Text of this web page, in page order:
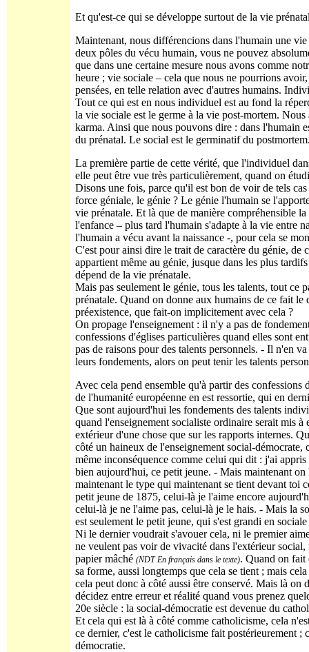
Et qu'est-ce qui se développe surtout de la vie
Maintenant, nous différencions dans l'humain une
deux pôles du vécu humain, vous ne pouvez
que dans une certaine mesure nous avons comme
heure ; vie sociale – cela que nous ne pourrions
pensées, en telle relation avec d'autres humains.
Tout ce qui est en nous individuel est au fond la
la vie sociale est le germe à la vie post-mortem.
karma. Ainsi que nous pouvons dire : dans l'humain
du prénatal. Le social est le germinatif du
La première partie de cette vérité, que l'individuel
elle peut être vue très particulièrement, quand on
Disons une fois, parce qu'il est bon de voir de tels
force géniale, le génie ? Le génie l'humain se
vie prénatale. Et là que de manière compréhensible
l'enfance – plus tard l'humain s'adapte à la vie entre
l'humain a vécu avant la naissance -, pour cela se
C'est pour ainsi dire le trait de caractère du génie,
appartient même au génie, jusque dans les plus
dépend de la vie prénatale.
Mais pas seulement le génie, tous les talents, tout
prénatale. Quand on donne aux humains de ce fait
préexistence, que fait-on implicitement avec cela ?
On propage l'enseignement : il n'y a pas de
confessions d'églises particulières quand elles sont
pas de raisons pour des talents personnels. - Il n'en
leurs fondements, alors on peut tenir les talents
Avec cela pend ensemble qu'à partir des
de l'humanité européenne en est ressortie, qui en
Que sont aujourd'hui les fondements des talents
quand l'enseignement socialiste ordinaire serait mis
extérieur d'une chose que sur les rapports internes.
côté un haineux de l'enseignement social-démocrate,
même inconséquence comme celui qui dit : j'ai
bien aujourd'hui, ce petit jeune. - Mais maintenant
maintenant le type qui maintenant se tient devant toi
petit jeune de 1875, celui-là je l'aime encore
celui-là je ne l'aime pas, celui-là je le hais. - Mais la
est seulement le petit jeune, qui s'est grandi en
Ni le dernier voudrait s'avouer cela, ni le premier
ne veulent pas voir de vivacité dans l'extérieur
papier mâché (NDT En français dans le texte). Quand on fait
sa forme, aussi longtemps que cela se tient ; mais
cela peut donc à côté aussi être conservé. Mais là
décidez entre erreur et réalité quand vous prenez
20e siècle : la social-démocratie est devenue du
Et cela qui est là à côté comme catholicisme, cela
ce dernier, c'est le catholicisme fait postérieurement
démocratie.